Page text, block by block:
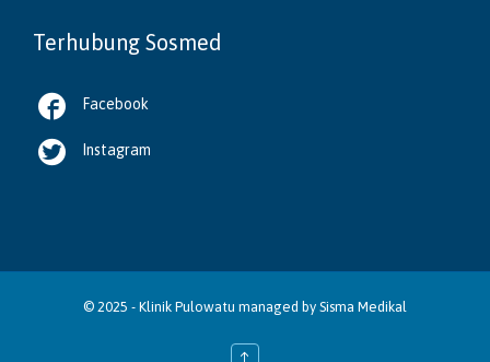
Terhubung Sosmed
 Facebook
 Instagram
© 2025 - Klinik Pulowatu managed by Sisma Medikal
↑